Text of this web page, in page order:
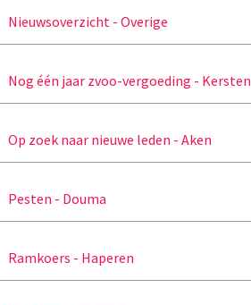
Nieuwsoverzicht - Overige
Nog één jaar zvoo-vergoeding - Kersten
Op zoek naar nieuwe leden - Aken
Pesten - Douma
Ramkoers - Haperen